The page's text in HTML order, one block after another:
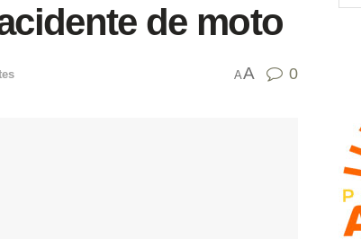
de moto
AA 0